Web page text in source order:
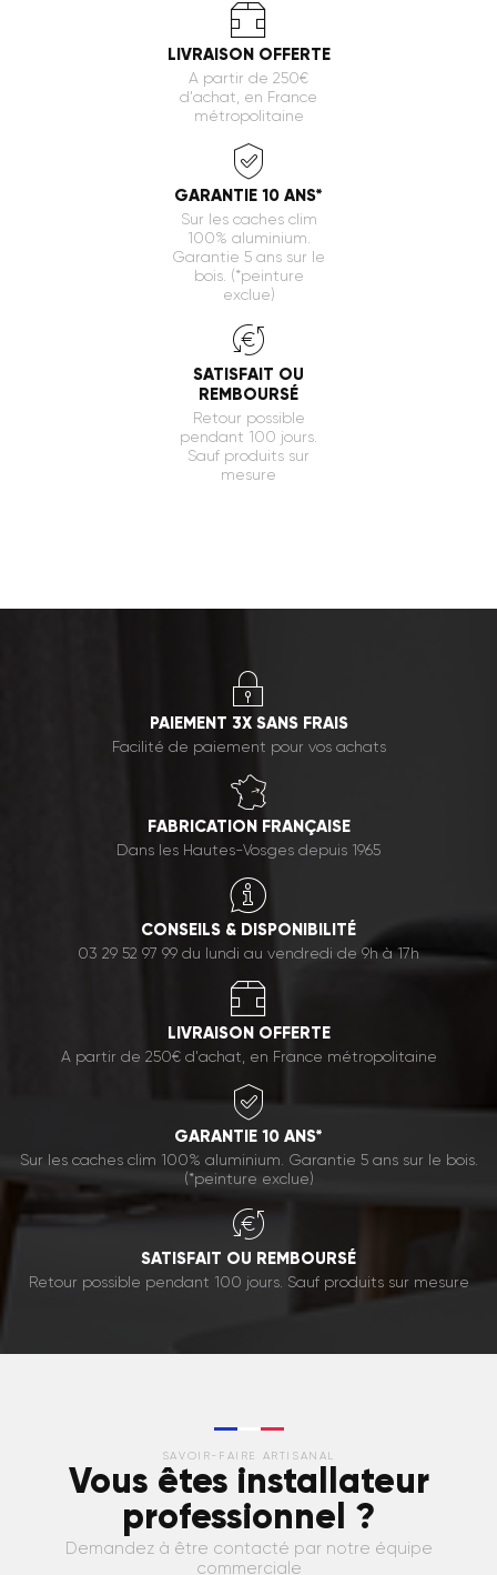
: livré avec 2 réhausses pour
une pose simple et équilibrée.
Avec ce kit complet, vous disposez de tout le
nécessaire pour uneinstallation fiable,
esthétique et durablede votre cache clim
LIVRAISON OFFERTE
A partir de 250€
d'achat, en France
métropolitaine
GARANTIE 10 ANS*
Sur les caches clim
100% aluminium.
Garantie 5 ans sur le
bois. (*peinture
exclue)
SATISFAIT OU
REMBOURSÉ
Retour possible
pendant 100 jours.
Sauf produits sur
mesure
PAIEMENT 3X SANS FRAIS
Facilité de paiement pour vos achats
FABRICATION FRANÇAISE
Dans les Hautes-Vosges depuis 1965
CONSEILS & DISPONIBILITÉ
03 29 52 97 99 du lundi au vendredi de 9h à 17h
LIVRAISON OFFERTE
A partir de 250€ d'achat, en France métropolitaine
GARANTIE 10 ANS*
Sur les caches clim 100% aluminium. Garantie 5 ans sur le bois.
(*peinture exclue)
SATISFAIT OU REMBOURSÉ
Retour possible pendant 100 jours. Sauf produits sur mesure
SAVOIR-FAIRE ARTISANAL
Vous êtes installateur
professionnel ?
Demandez à être contacté par notre équipe
commerciale